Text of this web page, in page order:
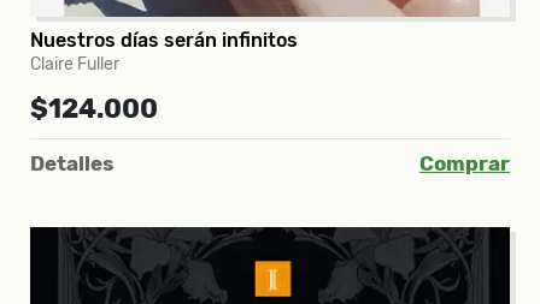
Nuestros días serán infinitos
Claire Fuller
$124.000
Detalles Comprar